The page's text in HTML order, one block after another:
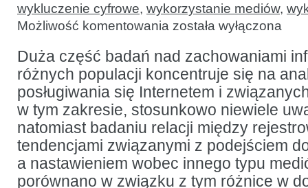
wykluczenie cyfrowe, wykorzystanie mediów,
Możliwość komentowania Więzi
z nowymi
mediami
w różnych
grupach
została wyłączona
Duża część badań nad zachowaniami
różnych populacji koncentruje się na
posługiwania się Internetem i
w tym zakresie, stosunkowo niewiele
natomiast badaniu relacji między
tendencjami związanymi z podejściem
a nastawieniem wobec innego typu
porównano w związku z tym różnice w